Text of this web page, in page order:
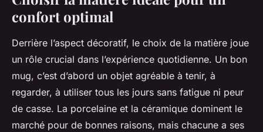
confort optimal
Derrière l’aspect décoratif, le choix de la matière joue
un rôle crucial dans l’expérience quotidienne. Un bon
mug, c’est d’abord un objet agréable à tenir, à
regarder, à utiliser tous les jours sans fatigue ni peur
de casse. La porcelaine et la céramique dominent le
marché pour de bonnes raisons, mais chacune a ses